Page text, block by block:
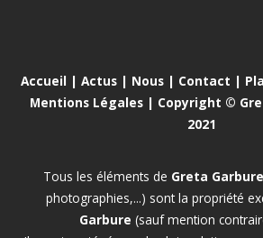
Accueil | Actus| Nous| Contact |
Mentions Légales | Copyright ©
2021
Tous les éléments de Greta Garbure
photographies,...) sont la propriété
Garbure (sauf mention